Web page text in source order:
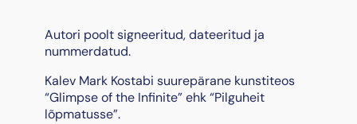
Autori poolt signeeritud, dateeritud ja
nummerdatud.
Kalev Mark Kostabi suurepärane kunstiteos
“Glimpse of the Infinite” ehk “Pilguheit
lõpmatusse”.